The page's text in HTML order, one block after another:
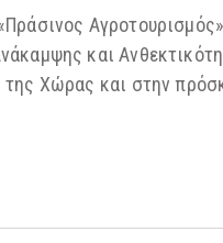
και
της Χώρας και στην